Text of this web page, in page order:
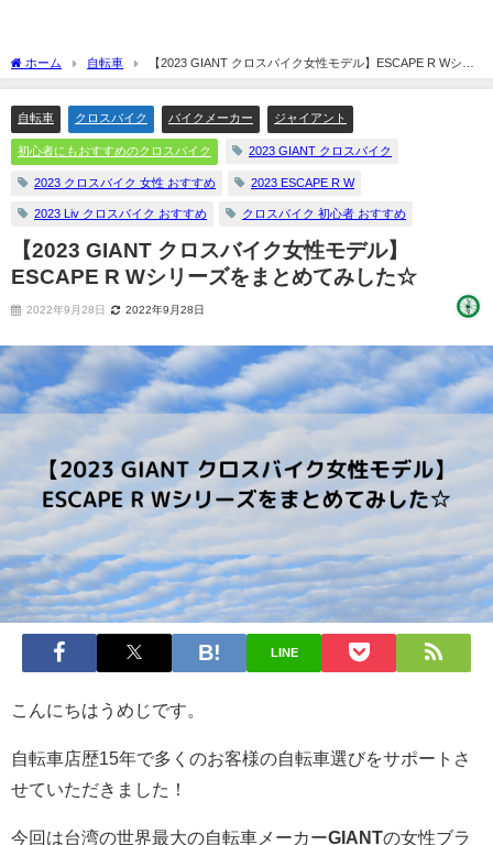
ホーム 自転車
【2023 GIANT クロスバイク女性モデル】ESCAPE R Wシリ
ーズをまとめてみした☆
自転車 クロスバイク バイクメーカー ジャイアント
初心者にもおすすめのクロスバイク 2023 GIANT クロスバイク
2023 クロスバイク 女性 おすすめ 2023 ESCAPE R W
2023 Liv クロスバイク おすすめ クロスバイク 初心者 おすすめ
【2023 GIANT クロスバイク女性モデル】
ESCAPE R Wシリーズをまとめてみした☆
2022年9月28日 2022年9月28日
LINE
こんにちはうめじです。
自転車店歴15年で多くのお客様の自転車選びをサポートさ
せていただきました！
今回は台湾の世界最大の自転車メーカーGIANTの女性ブラ